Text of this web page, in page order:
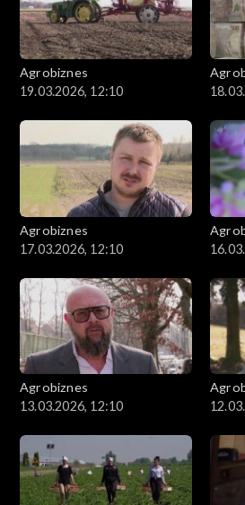
Agrobiznes
19.03.2026, 12:10
Agrobiznes
17.03.2026, 12:10
Agrobiznes
13.03.2026, 12:10